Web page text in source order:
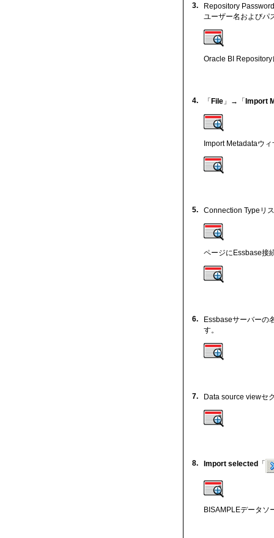
3.
Repository
ユーザー名およびパ
Oracle BI
4. 「File 」→「Import
Import Metadataウ
5. Connection Typeリ
ページにEssbase接
6.
Essbaseサーバーの
す。
7. Data source viewセ
8. Import selected 「
BISAMPLEデータソ